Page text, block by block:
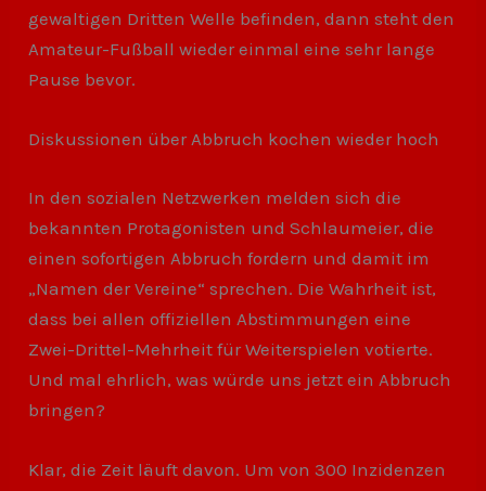
gewaltigen Dritten Welle befinden, dann steht den
Amateur-Fußball wieder einmal eine sehr lange
Pause bevor.
Diskussionen über Abbruch kochen wieder hoch
In den sozialen Netzwerken melden sich die
bekannten Protagonisten und Schlaumeier, die
einen sofortigen Abbruch fordern und damit im
„Namen der Vereine“ sprechen. Die Wahrheit ist,
dass bei allen offiziellen Abstimmungen eine
Zwei-Drittel-Mehrheit für Weiterspielen votierte.
Und mal ehrlich, was würde uns jetzt ein Abbruch
bringen?
Klar, die Zeit läuft davon. Um von 300 Inzidenzen